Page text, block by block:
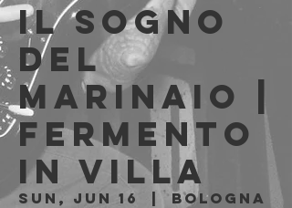
Il Sogno
Del
Marinaio |
Fermento
in Villa
Sun, Jun 16
  |
Bologna